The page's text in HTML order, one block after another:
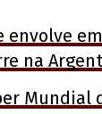
envolve
na
Mundial